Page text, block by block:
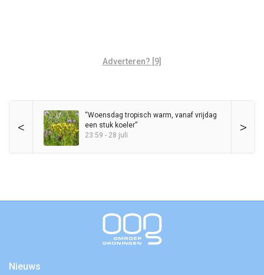
Adverteren? [9]
< >
“Woensdag tropisch warm, vanaf vrijdag
een stuk koeler”
23:59 - 28 juli
Nieuws